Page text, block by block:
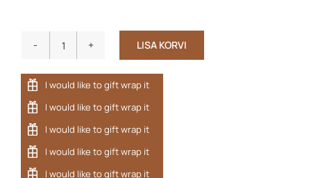
Lapse
poncho
bambusfroteest
JÄNKU
kogus
LISA KORVI